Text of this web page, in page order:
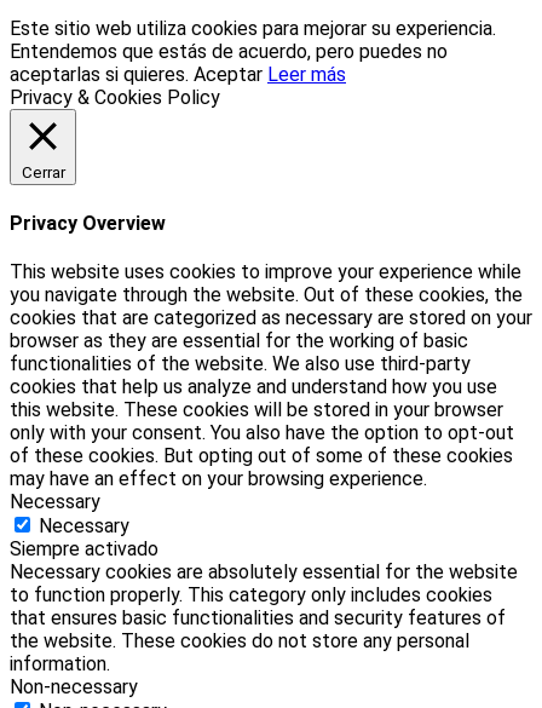
Este sitio web utiliza cookies para mejorar su experiencia.
Entendemos que estás de acuerdo, pero puedes no
aceptarlas si quieres. Aceptar Leer más
Privacy & Cookies Policy
Cerrar
Privacy Overview
This website uses cookies to improve your experience while
you navigate through the website. Out of these cookies, the
cookies that are categorized as necessary are stored on your
browser as they are essential for the working of basic
functionalities of the website. We also use third-party
cookies that help us analyze and understand how you use
this website. These cookies will be stored in your browser
only with your consent. You also have the option to opt-out
of these cookies. But opting out of some of these cookies
may have an effect on your browsing experience.
Necessary
Necessary
Siempre activado
Necessary cookies are absolutely essential for the website
to function properly. This category only includes cookies
that ensures basic functionalities and security features of
the website. These cookies do not store any personal
information.
Non-necessary